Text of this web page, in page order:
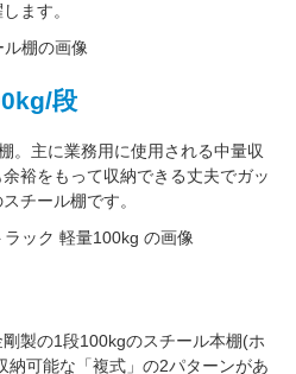
ます。
段
。主に業務用に使用される中量収
裕をもって収納できる丈夫でガッ
チール棚です。
製の1段100kgのスチール本棚(ホ
納可能な 「複式」 の2パターンがあ